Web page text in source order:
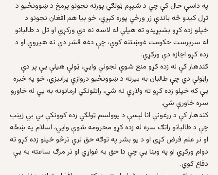
په داسې حال کې چې د شپږم ټولګي پورته نجونو پرمخ د ښوونځیو د
تړل کیدو څه باندې زر ورځې پوره کېږي، خو بیا هم افغان نجونو د
خپلو زده کړو بشپړیدو ته هیلې له لاسه نه دي ورکړي او تل د طالبانو
له سرپرست حکومت غوښتنه کوي، چې دغه قشر دې نه هیروي او د
زده کړو اجازه دې ورکړي.
کندهار کې له زده کړو منع شوې نجونې وایي، ټولې هیلې یې پر دې
راټولې دي چې طالبان به بیرته د ښوونځيو دروازې پرانیزي، خو په خبره
یې که خپلو زده کړو ته ولاړې نه شي، راتلونکي ارمانونه به یې له خاورو
سره خاورې شي.
کندهار کې د زرغونې انا لېسې د یوولسم ټولګي زده کوونکې بي بي زینب
چې د طالبانو راتګ سره له زده کړو محرومه شوې وایي، اسلام په ښځه
او نر علم فرض کړی او د یو بشر په توګه حق لري ترڅو خپلو زده کړو ته
دوام ورکړي او په وینا یې چې دا حق به غواړي او تر مرګ ساعته به یې
دفاع کوي.